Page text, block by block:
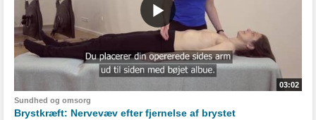
03:02
Sundhed og omsorg
Brystkræft: Nervevæv efter fjernelse af brystet